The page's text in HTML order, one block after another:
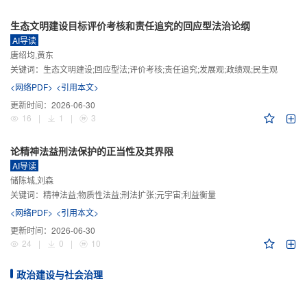
生态文明建设目标评价考核和责任追究的回应型法治论纲
AI导读
唐绍均,黄东
关键词： 生态文明建设;回应型法;评价考核;责任追究;发展观;政绩观;民生观
<网络PDF> <引用本文>
更新时间： 2026-06-30
16
| 1 | 3
论精神法益刑法保护的正当性及其界限
AI导读
储陈城,刘森
关键词： 精神法益;物质性法益;刑法扩张;元宇宙;利益衡量
<网络PDF> <引用本文>
更新时间： 2026-06-30
24
| 0 | 10
政治建设与社会治理